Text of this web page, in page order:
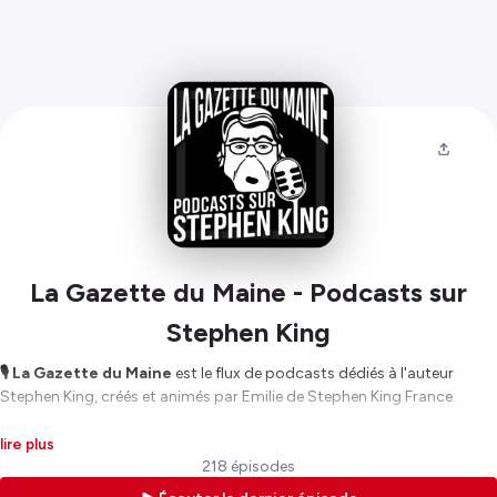
La Gazette du Maine - Podcasts sur
Stephen King
🎙 La Gazette du Maine est le flux de podcasts dédiés à l'auteur
Stephen King, créés et animés par Emilie de Stephen King France.
Retrouvez :
- Le podcast francophone qui résume
TOUTE l’actualité de Stephen King
, une à deux fois par mois (selon
lire plus
218 épisodes